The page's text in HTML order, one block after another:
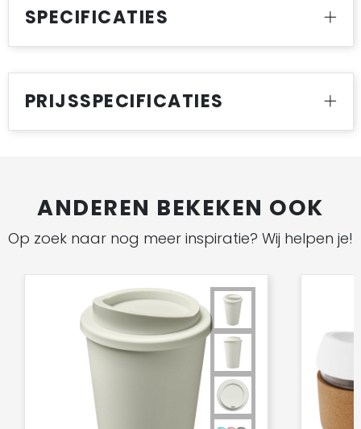
SPECIFICATIES
PRIJSSPECIFICATIES
ANDEREN BEKEKEN OOK
Op zoek naar nog meer inspiratie? Wij helpen je!